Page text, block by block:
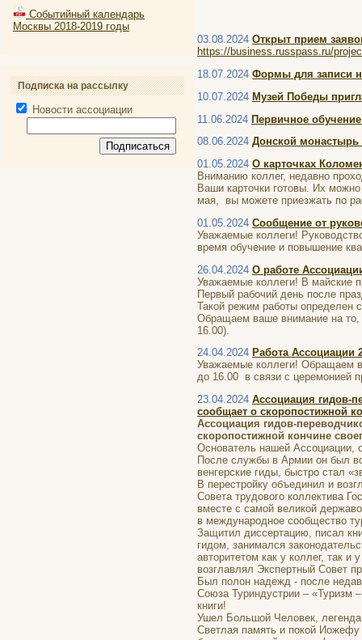
Событийный календарь
Москвы 2018-2019 годы
Подписка на рассылку
Новости ассоциации
03.08.2024 Открыт прием
https://business.russpass.ru/
18.07.2024 Формы для записи
10.07.2024 Музей Победы
11.06.2024 Первичное
08.06.2024 Донской монастырь
01.05.2024 О карточках
Вниманию коллег, недавно
Ваши карточки готовы. Их
мая, вы можете приезжать по
01.05.2024 Сообщение от
Уважаемые коллеги!
время обучение и повышение
26.04.2024 О работе
Уважаемые коллеги! В майские
Первый рабочий день после
Такой режим работы определен
Обращаем ваше внимание на то,
16.00).
24.04.2024 Работа Ассоциации
Уважаемые коллеги! Обращаем
до 16.00 в связи с церемонией
23.04.2024 Ассоциация гидов-
сообщает о скоропостижной
Ассоциация гидов-
скоропостижной кончине
Основатель нашей Ассоциации,
После службы в Армии он был
венгерские гиды, быстро стал
В перестройку объединил и
Совета трудового коллектива
вместе с самой великой
в международное сообщество
Защитил диссертацию, писал
гидом, занимался
авторитетом как у коллег, так и
возглавлял Экспертный Совет
Был полон надежд - после
Союза Туриндустрии – «Туризм
книги!
Ушел Большой Человек,
Светлая память и покой